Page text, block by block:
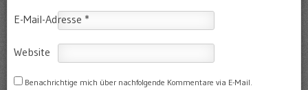
E-Mail-Adresse *
Website
Benachrichtige mich über nachfolgende Kommentare via E-Mail.